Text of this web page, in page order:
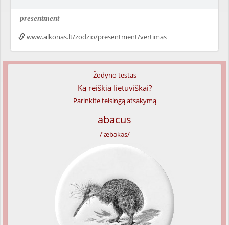
presentment
www.alkonas.lt/zodzio/presentment/vertimas
Žodyno testas
Ką reiškia lietuviškai?
Parinkite teisingą atsakymą
abacus
/'æbəkəs/